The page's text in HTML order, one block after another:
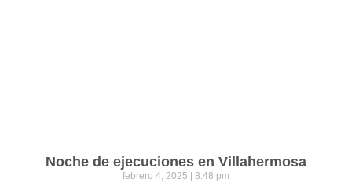
Noche de ejecuciones en Villahermosa
febrero 4, 2025 8:48 pm